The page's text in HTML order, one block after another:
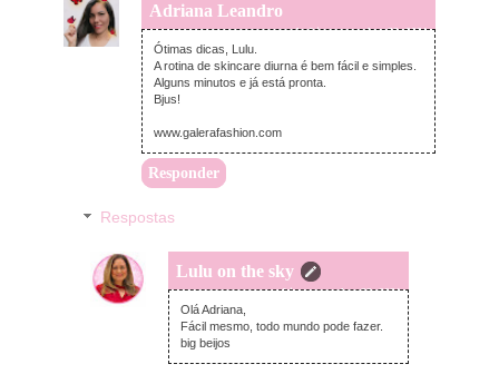
Adriana Leandro
segunda-feira, novembro 22, 2021
Ótimas dicas, Lulu.
A rotina de skincare diurna é bem fácil e simples.
Alguns minutos e já está pronta.
Bjus!
www.galerafashion.com
Responder
Respostas
Lulu on the sky
terça-feira, novembro 23, 2021
Olá Adriana,
Fácil mesmo, todo mundo pode fazer.
big beijos